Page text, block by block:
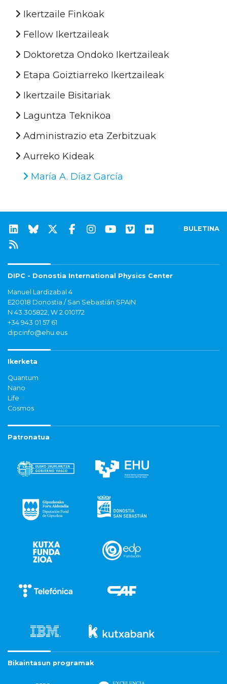
Ikertzaile Finkoak
Fellow Ikertzaileak
Doktoretza Ondoko Ikertzaileak
Etapa Goiztiarreko Ikertzaileak
Ikertzaile Bisitariak
Laguntza Teknikoa
Administrazio eta Zerbitzuak
Aurreko Kideak
María A. Díaz García
BULETINA
DIPC - Donostia International Physics Center
Manuel Lardizabal 4
E20018 Donostia / San Sebastián SPAIN
N 43.305822, W 2.010172
+34 943 01 57 61
dipcinfo@ehu.eus
Ikerketa
Quantum
Nano
Life
Cosmos
Patronatua
Bikaintasun programak